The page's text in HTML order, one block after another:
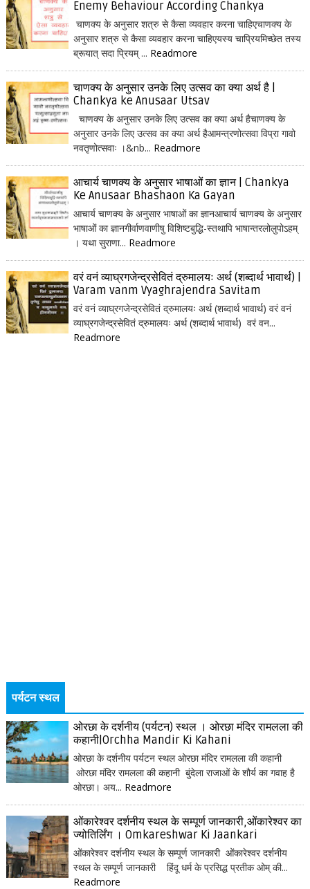
Enemy Behaviour According Chankya
चाणक्य के अनुसार शत्रु से कैसा व्यवहार करना चाहिएचाणक्य के
अनुसार शत्रु से कैसा व्यवहार करना चाहिएयस्य चाप्रियमिच्छेत तस्य
ब्रूयात् सदा प्रियम् ... Readmore
चाणक्य के अनुसार उनके लिए उत्सव का क्या अर्थ है |
Chankya ke Anusaar Utsav
चाणक्य के अनुसार उनके लिए उत्सव का क्या अर्थ हैचाणक्य के
अनुसार उनके लिए उत्सव का क्या अर्थ हैआमन्त्रणोत्सवा विप्रा गावो
नवतृणोत्सवाः ।&nb... Readmore
आचार्य चाणक्य के अनुसार भाषाओं का ज्ञान | Chankya
Ke Anusaar Bhashaon Ka Gayan
आचार्य चाणक्य के अनुसार भाषाओं का ज्ञानआचार्य चाणक्य के अनुसार
भाषाओं का ज्ञानगीर्वाणवाणीषु विशिष्टबुद्धि-स्तथापि भाषान्तरलोलुपोऽहम्
। यथा सुराणा... Readmore
वरं वनं व्याघ्रगजेन्द्रसेवितं द्रुमालयः अर्थ (शब्दार्थ भावार्थ) |
Varam vanm Vyaghrajendra Savitam
वरं वनं व्याघ्रगजेन्द्रसेवितं द्रुमालयः अर्थ (शब्दार्थ भावार्थ) वरं वनं
व्याघ्रगजेन्द्रसेवितं द्रुमालयः अर्थ (शब्दार्थ भावार्थ) वरं वन...
Readmore
पर्यटन स्थल
ओरछा के दर्शनीय (पर्यटन) स्थल । ओरछा मंदिर रामलला की
कहानी|Orchha Mandir Ki Kahani
ओरछा के दर्शनीय पर्यटन स्थल ओरछा मंदिर रामलला की कहानी
ओरछा मंदिर रामलला की कहानी बुंदेला राजाओं के शौर्य का गवाह है
ओरछा। अय... Readmore
ओंकारेश्वर दर्शनीय स्थल के सम्पूर्ण जानकारी,ओंकारेश्वर का
ज्योतिर्लिंग । Omkareshwar Ki Jaankari
ओंकारेश्वर दर्शनीय स्थल के सम्पूर्ण जानकारी ओंकारेश्वर दर्शनीय
स्थल के सम्पूर्ण जानकारी हिंदू धर्म के प्रसिद्ध प्रतीक ओम् की...
Readmore